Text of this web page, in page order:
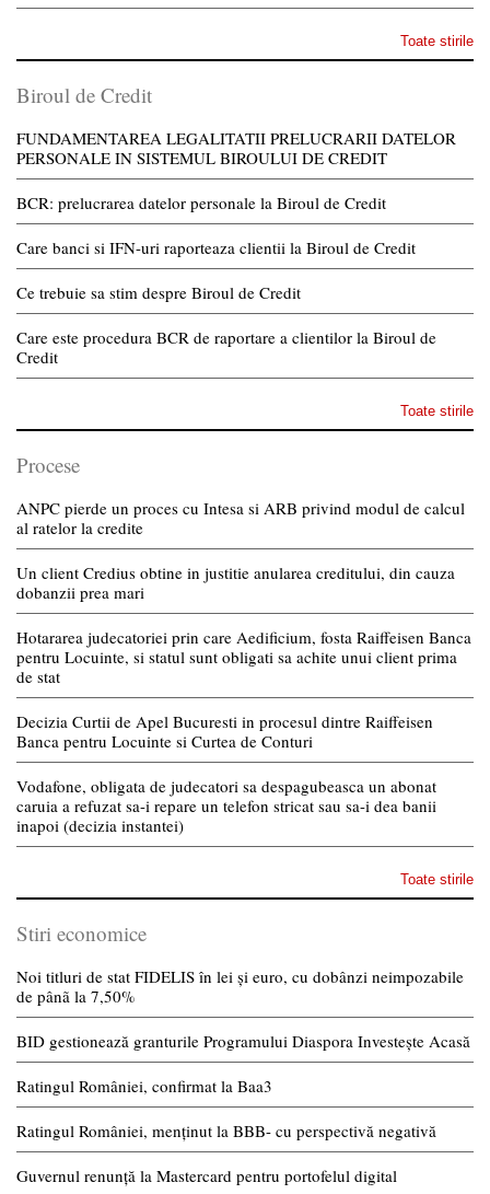
Toate stirile
Biroul de Credit
FUNDAMENTAREA LEGALITATII PRELUCRARII DATELOR
PERSONALE IN SISTEMUL BIROULUI DE CREDIT
BCR: prelucrarea datelor personale la Biroul de Credit
Care banci si IFN-uri raporteaza clientii la Biroul de Credit
Ce trebuie sa stim despre Biroul de Credit
Care este procedura BCR de raportare a clientilor la Biroul de
Credit
Toate stirile
Procese
ANPC pierde un proces cu Intesa si ARB privind modul de calcul
al ratelor la credite
Un client Credius obtine in justitie anularea creditului, din cauza
dobanzii prea mari
Hotararea judecatoriei prin care Aedificium, fosta Raiffeisen Banca
pentru Locuinte, si statul sunt obligati sa achite unui client prima
de stat
Decizia Curtii de Apel Bucuresti in procesul dintre Raiffeisen
Banca pentru Locuinte si Curtea de Conturi
Vodafone, obligata de judecatori sa despagubeasca un abonat
caruia a refuzat sa-i repare un telefon stricat sau sa-i dea banii
inapoi (decizia instantei)
Toate stirile
Stiri economice
Noi titluri de stat FIDELIS în lei și euro, cu dobânzi neimpozabile
de pânã la 7,50%
BID gestionează granturile Programului Diaspora Investește Acasă
Ratingul României, confirmat la Baa3
Ratingul României, menținut la BBB- cu perspectivă negativă
Guvernul renunță la Mastercard pentru portofelul digital